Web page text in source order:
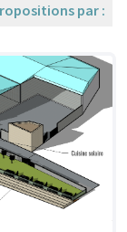
par :